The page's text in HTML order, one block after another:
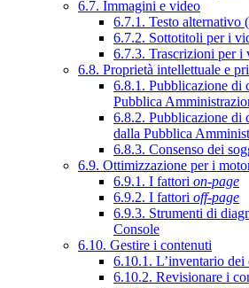
6.7. Immagini e video
6.7.1. Testo alternativo
6.7.2. Sottotitoli per i
6.7.3. Trascrizioni per i
6.8. Proprietà intellettuale e
6.8.1. Pubblicazione di
Pubblica
6.8.2. Pubblicazione di
dalla Pubblica
6.8.3. Consenso dei
6.9. Ottimizzazione per i
6.9.1. I fattori on-page
6.9.2. I fattori off-page
6.9.3. Strumenti di
Console
6.10. Gestire i contenuti
6.10.1. L’inventario dei
6.10.2. Revisionare i